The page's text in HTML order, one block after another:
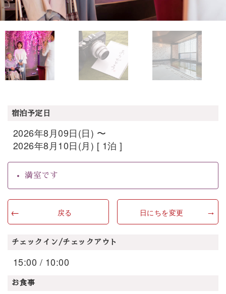
宿泊予定日
2026年8月09日(日) 〜
2026年8月10日(月) [ 1泊 ]
満室です
戻る 日にちを変更
チェックイン/チェックアウト
15:00 / 10:00
お食事